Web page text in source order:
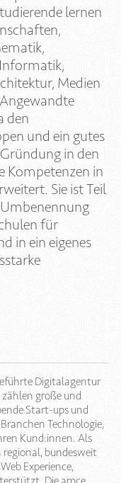
lernen
Medien
den
und ein gutes
in den
Kompetenzen in
Sie ist Teil
für
in ein eigenes
Digitalagentur
große und
Start-ups und
Technologie,
Kund:innen. Als
bundesweit
Experience,
Die amce